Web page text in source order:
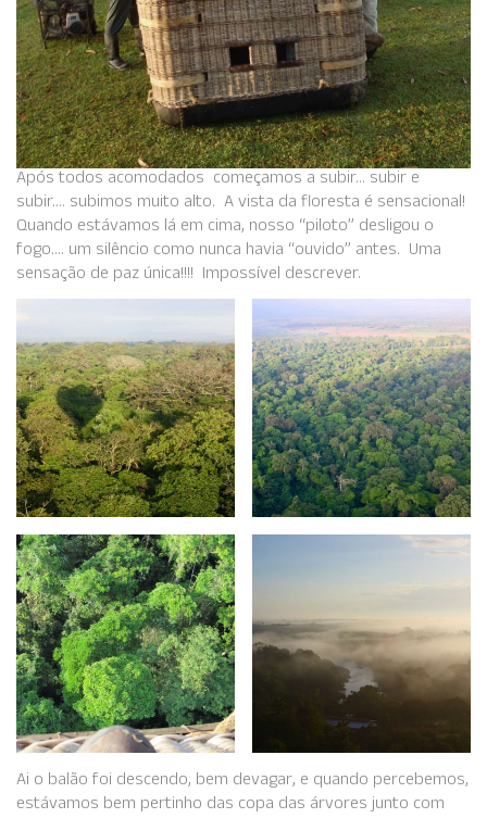
Após todos acomodados começamos a subir… subir e
subir…. subimos muito alto. A vista da floresta é sensacional!
Quando estávamos lá em cima, nosso “piloto” desligou o
fogo…. um silêncio como nunca havia “ouvido” antes. Uma
sensação de paz única!!!! Impossível descrever.
Ai o balão foi descendo, bem devagar, e quando percebemos,
estávamos bem pertinho das copa das árvores junto com